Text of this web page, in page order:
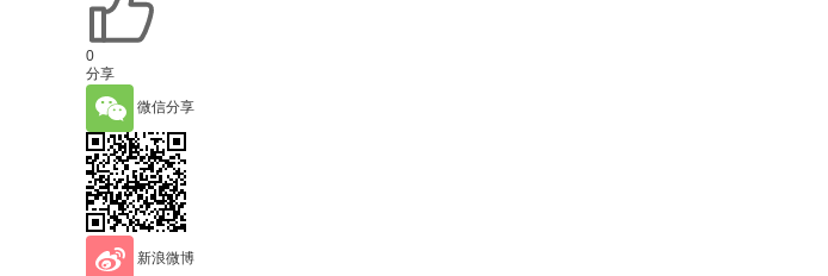
0
分享
微信分享
新浪微博